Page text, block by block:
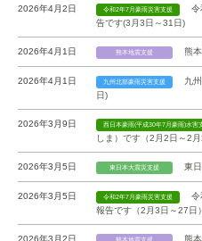
2026年4月2日 令和2年7月豪雨災害支援
令
告です(3月3日～31日)
2026年4月1日 熊本地震支援 熊
2026年4月1日 九州北部豪雨災害支援
九
日)
2026年3月9日 西日本豪雨(平成30年7月豪雨)水害
しま）です（2月2日～2月
2026年3月5日 東日本大震災支援 東
2026年3月5日 令和2年7月豪雨災害支援
令
報告です（2月3日～27日）
2026年3月2日 熊本地震支援 熊